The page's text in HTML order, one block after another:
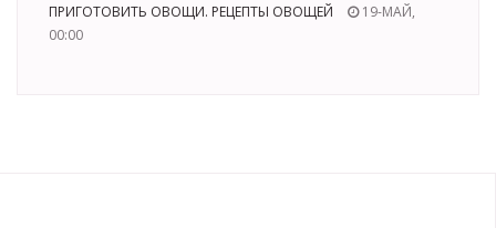
ПРИГОТОВИТЬ ОВОЩИ. РЕЦЕПТЫ ОВОЩЕЙ
19-МАЙ,
00:00